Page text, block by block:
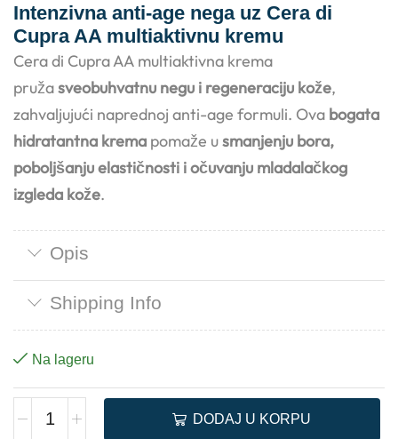
Intenzivna anti-age nega uz Cera di
Cupra AA multiaktivnu kremu
Cera di Cupra AA multiaktivna krema
pružasveobuhvatnu negu i regeneraciju kože,
zahvaljujući naprednoj anti-age formuli. Ova bogata
hidratantna krema pomaže usmanjenju bora,
poboljšanju elastičnosti i očuvanju mladalačkog
izgleda kože.
Opis
Shipping Info
Na lageru
DODAJ U KORPU